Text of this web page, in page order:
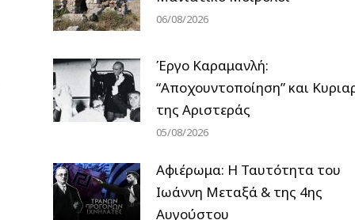
06/08/2026
Έργο Καραμανλή:
“Αποχουντοποίηση” και
της Αριστεράς
05/08/2026
Αφιέρωμα: Η Ταυτότητα του
Ιωάννη Μεταξά & της 4ης
Αυγούστου